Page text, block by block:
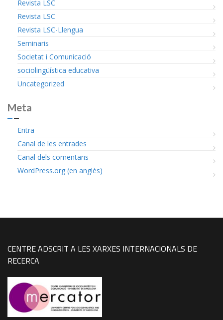
Revista LSC
Revista LSC
Revista LSC-Llengua
Seminaris
Societat i Comunicació
sociolingüística educativa
Uncategorized
Meta
Entra
Canal de les entrades
Canal dels comentaris
WordPress.org (en anglès)
CENTRE ADSCRIT A LES XARXES INTERNACIONALS DE
RECERCA